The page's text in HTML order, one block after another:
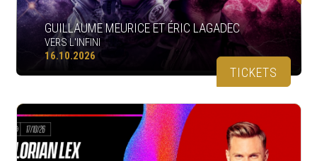
GUILLAUME MEURICE ET ÉRIC LAGADEC
VERS L'INFINI
16.10.2026
TICKETS